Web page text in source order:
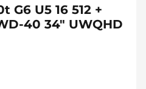
G6 U5 16 512 +
40 34" UWQHD